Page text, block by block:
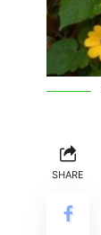
SHARE